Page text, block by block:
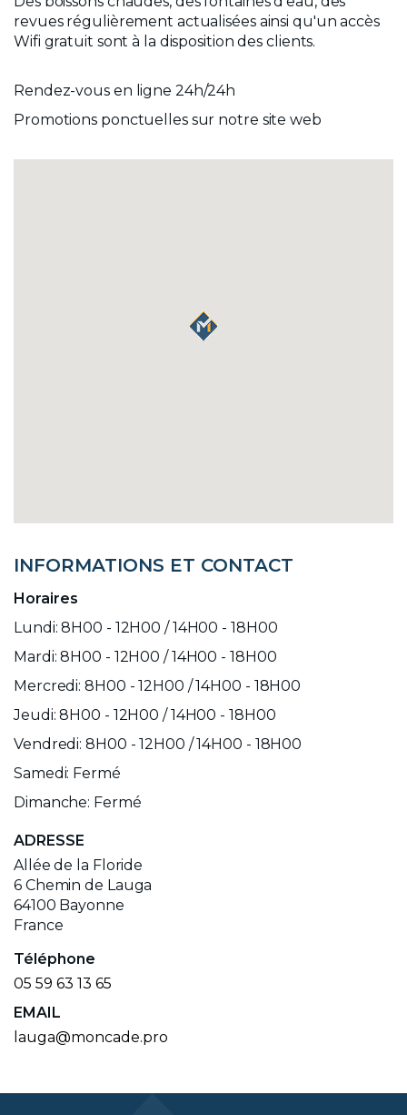
revues régulièrement actualisées ainsi qu'un accès
Wifi gratuit sont à la disposition des clients.
Rendez-vous en ligne 24h/24h
Promotions ponctuelles sur notre site web
INFORMATIONS ET CONTACT
ADRESSE
Allée de la Floride
6 Chemin de Lauga
64100 Bayonne
France
Téléphone
05 59 63 13 65
EMAIL
lauga@moncade.pro
Horaires
Lundi: 8H00 - 12H00 / 14H00 - 18H00
Mardi: 8H00 - 12H00 / 14H00 - 18H00
Mercredi: 8H00 - 12H00 / 14H00 - 18H00
Jeudi: 8H00 - 12H00 / 14H00 - 18H00
Vendredi: 8H00 - 12H00 / 14H00 - 18H00
Samedi: Fermé
Dimanche: Fermé